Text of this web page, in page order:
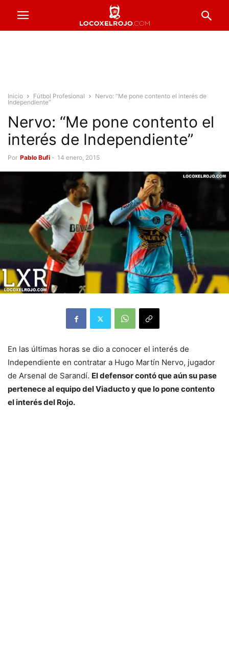
Inicio Fútbol Profesional
Nervo: “Me pone contento el interés de
Independiente”
Nervo: “Me pone contento el
interés de Independiente”
Por Pablo Bufi - 14 enero, 2015
En las últimas horas se dio a conocer el interés de
Independiente en contratar a Hugo Martín Nervo, jugador
de Arsenal de Sarandí. El defensor contó que aún su pase
pertenece al equipo del Viaducto y que lo pone contento
el interés del Rojo.